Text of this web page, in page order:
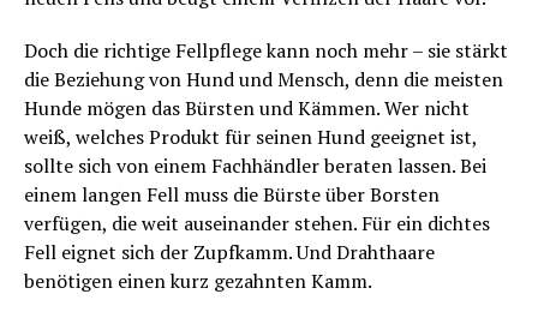
Doch die richtige Fellpflege kann noch mehr – sie stärkt
die Beziehung von Hund und Mensch, denn die meisten
Hunde mögen das Bürsten und Kämmen. Wer nicht
weiß, welches Produkt für seinen Hund geeignet ist,
sollte sich von einem Fachhändler beraten lassen. Bei
einem langen Fell muss die Bürste über Borsten
verfügen, die weit auseinander stehen. Für ein dichtes
Fell eignet sich der Zupfkamm. Und Drahthaare
benötigen einen kurz gezahnten Kamm.